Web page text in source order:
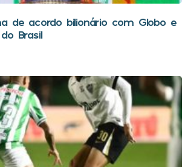
de acordo bilionário com Globo e
Brasil